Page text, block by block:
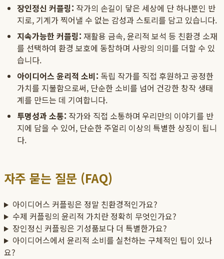
장인정신 커플링: 작가의 손길이 닿은 세상에 단 하나뿐인 반
지로, 기계가 찍어낼 수 없는 감성과 스토리를 담고 있습니다.
지속가능한 커플링: 재활용 금속, 윤리적 보석 등 친환경 소재
를 선택하여 환경 보호에 동참하며 사랑의 의미를 더할 수 있
습니다.
아이디어스 윤리적 소비: 독립 작가를 직접 후원하고 공정한
가치를 지불함으로써, 단순한 소비를 넘어 건강한 창작 생태
계를 만드는 데 기여합니다.
투명성과 소통: 작가와 직접 소통하며 우리만의 이야기를 반
지에 담을 수 있어, 단순한 주얼리 이상의 특별한 상징이 됩니
다.
자주 묻는 질문 (FAQ)
아이디어스 커플링은 정말 친환경적인가요?
수제 커플링의 윤리적 가치란 정확히 무엇인가요?
장인정신 커플링은 기성품보다 더 특별한가요?
아이디어스에서 윤리적 소비를 실천하는 구체적인 팁이 있나
요?